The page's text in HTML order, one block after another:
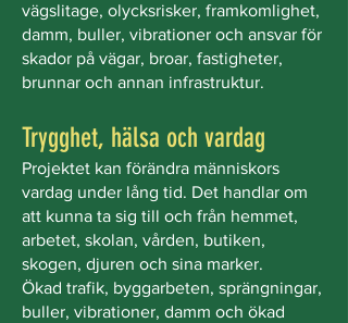
vägslitage, olycksrisker, framkomlighet,
damm, buller, vibrationer och ansvar för
skador på vägar, broar, fastigheter,
brunnar och annan infrastruktur.
Trygghet, hälsa och vardag
Projektet kan förändra människors
vardag under lång tid. Det handlar om
att kunna ta sig till och från hemmet,
arbetet, skolan, vården, butiken,
skogen, djuren och sina marker.
Ökad trafik, byggarbeten, sprängningar,
buller, vibrationer, damm och ökad